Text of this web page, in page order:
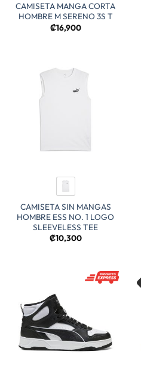
CAMISETA MANGA CORTA
HOMBRE M SERENO 3S T
₡16,900
CAMISETA SIN MANGAS
HOMBRE ESS NO. 1 LOGO
SLEEVELESS TEE
₡10,300